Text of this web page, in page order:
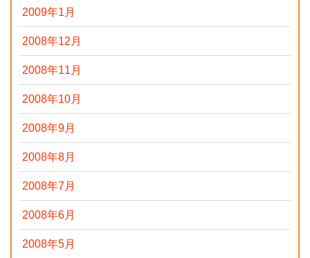
2009年1月
2008年12月
2008年11月
2008年10月
2008年9月
2008年8月
2008年7月
2008年6月
2008年5月